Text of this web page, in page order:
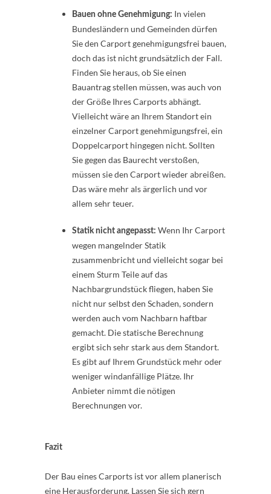
Bauen ohne Genehmigung: In vielen
Bundesländern und Gemeinden dürfen
Sie den Carport genehmigungsfrei bauen,
doch das ist nicht grundsätzlich der Fall.
Finden Sie heraus, ob Sie einen
Bauantrag stellen müssen, was auch von
der Größe Ihres Carports abhängt.
Vielleicht wäre an Ihrem Standort ein
einzelner Carport genehmigungsfrei, ein
Doppelcarport hingegen nicht. Sollten
Sie gegen das Baurecht verstoßen,
müssen sie den Carport wieder abreißen.
Das wäre mehr als ärgerlich und vor
allem sehr teuer.
Statik nicht angepasst: Wenn Ihr Carport
wegen mangelnder Statik
zusammenbricht und vielleicht sogar bei
einem Sturm Teile auf das
Nachbargrundstück fliegen, haben Sie
nicht nur selbst den Schaden, sondern
werden auch vom Nachbarn haftbar
gemacht. Die statische Berechnung
ergibt sich sehr stark aus dem Standort.
Es gibt auf Ihrem Grundstück mehr oder
weniger windanfällige Plätze. Ihr
Anbieter nimmt die nötigen
Berechnungen vor.
Fazit
Der Bau eines Carports ist vor allem planerisch
eine Herausforderung. Lassen Sie sich gern